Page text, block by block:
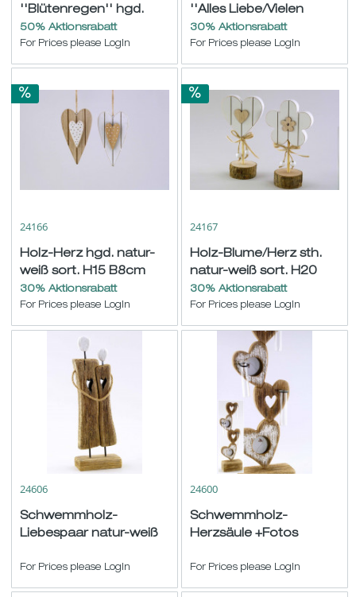
''Blütenregen'' hgd.
natur-weiß sort. ø10
L22cm
50% Aktionsrabatt
For Prices please LogIn
''Alles Liebe/Vielen
Dank'' hgd. natur/weiß
sort....
30% Aktionsrabatt
For Prices please LogIn
24166
Holz-Herz hgd. natur-
weiß sort. H15 B8cm
30% Aktionsrabatt
For Prices please LogIn
24167
Holz-Blume/Herz sth.
natur-weiß sort. H20
B10,5cm
30% Aktionsrabatt
For Prices please LogIn
24606
Schwemmholz-
Liebespaar natur-weiß
For Prices please LogIn
24600
Schwemmholz-
Herzsäule +Fotos
H53 B16cm
For Prices please LogIn